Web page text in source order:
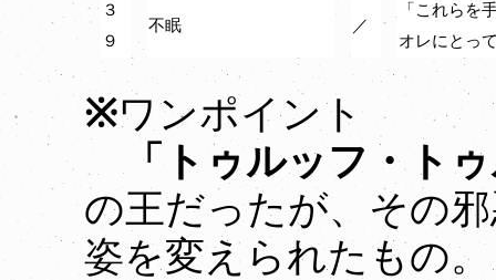
３
９
不眠 ／
「これらを
オレにとっ
※ワンポイント
「トゥルッフ・ト
の王だったが、その
姿を変えられたもの。